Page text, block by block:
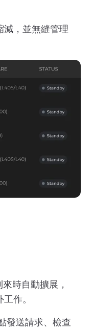
減，並無縫管理
時自動擴展，
作。
發送請求、檢查